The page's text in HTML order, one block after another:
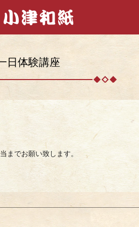
日体験講座
までお願い致します。